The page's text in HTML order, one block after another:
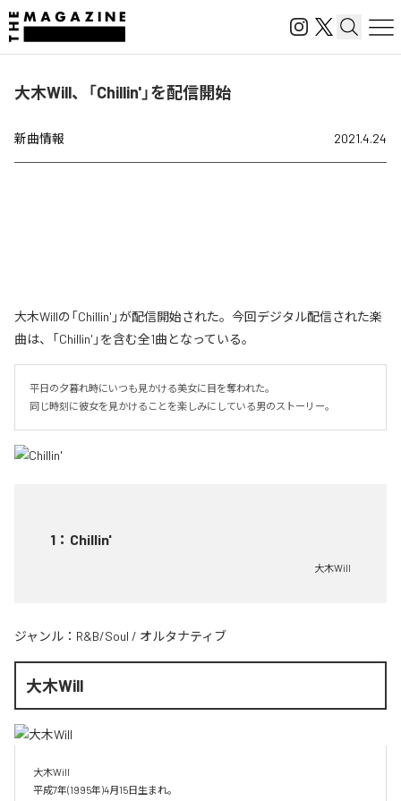
大木Will、「Chillin'」を配信開始
新曲情報 2021.4.24
大木Willの「Chillin'」が配信開始された。今回デジタル配信された楽
曲は、「Chillin'」を含む全1曲となっている。
平日の夕暮れ時にいつも見かける美女に目を奪われた。
同じ時刻に彼女を見かけることを楽しみにしている男のストーリー。
1 ： Chillin'
大木Will
ジャンル： R&B/Soul / オルタナティブ
大木Will
大木Will
平成7年(1995年)4月15日生まれ。